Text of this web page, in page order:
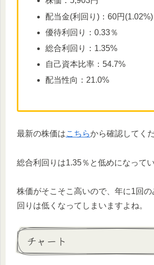
配当金(利回り)：60円(1.02%)
優待利回り：0.33％
総合利回り：1.35%
自己資本比率：54.7%
配当性向：21.0%
最新の株価はこちらから確認してく
総合利回りは1.35％と低めになってい
株価がそこそこ高いので、年に1回の
回りは低くなってしまいますよね。
チャート